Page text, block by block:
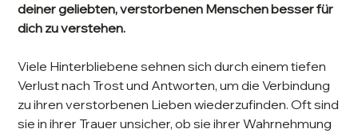
deiner geliebten, verstorbenen Menschen besser für
dich zu verstehen.
Viele Hinterbliebene sehnen sich durch einem tiefen
Verlust nach Trost und Antworten, um die Verbindung
zu ihren verstorbenen Lieben wiederzufinden. Oft sind
sie in ihrer Trauer unsicher, ob sie ihrer Wahrnehmung